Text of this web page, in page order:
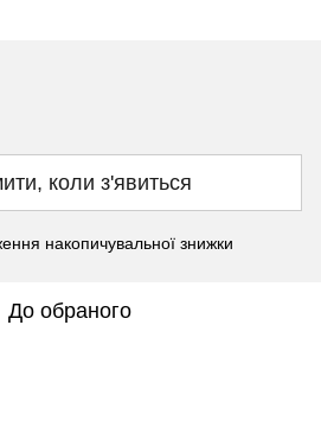
коли з'явиться
накопичувальної знижки
До обраного